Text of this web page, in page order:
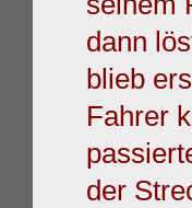
dann
blieb
Fahrer
der